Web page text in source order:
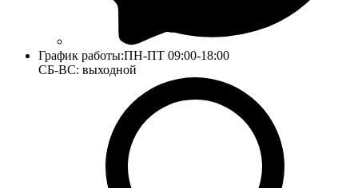
График работы:ПН-ПТ 09:00-18:00
СБ-ВС: выходной